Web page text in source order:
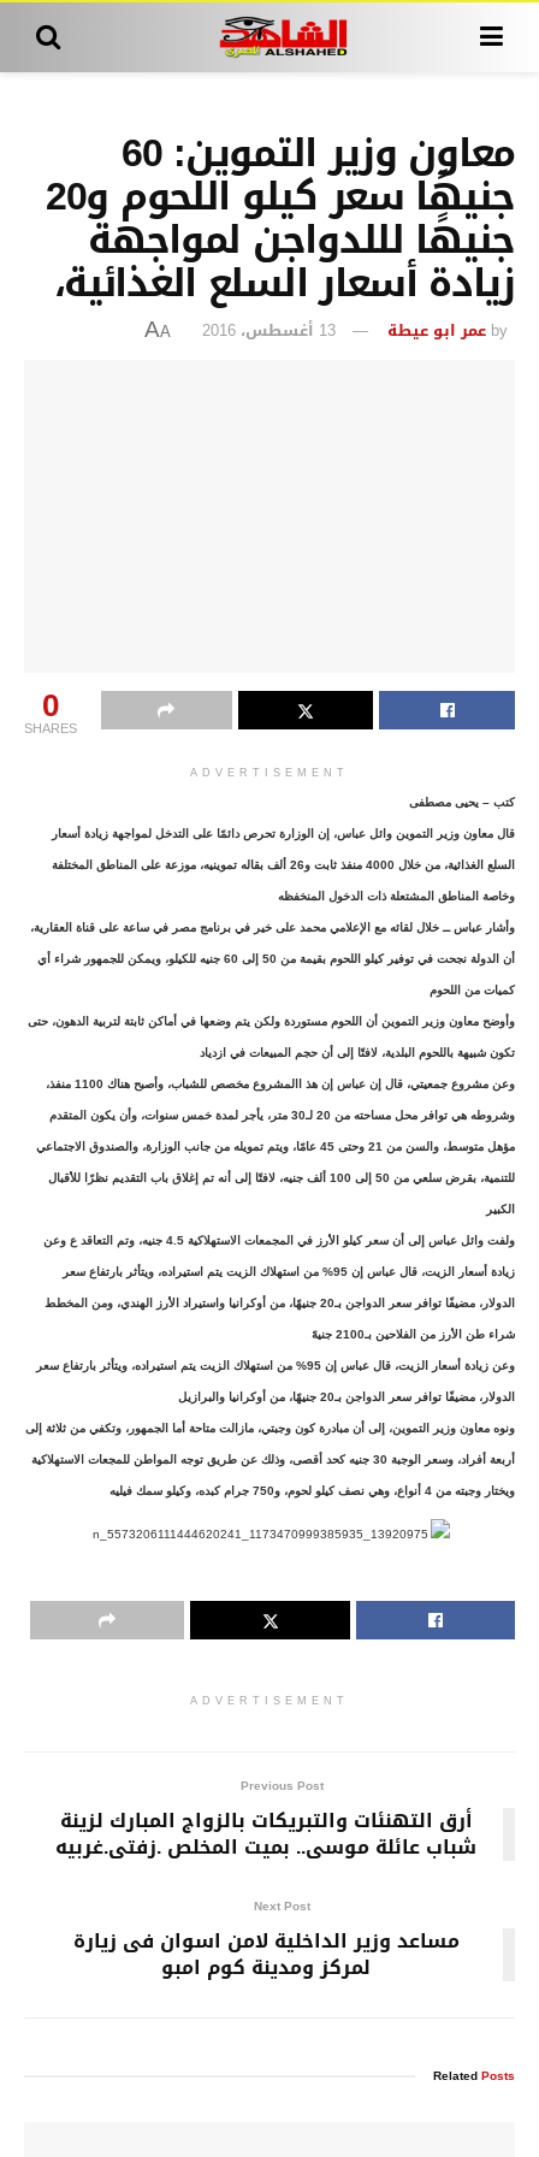
معاون وزير التموين: 60
جنيهًا سعر كيلو اللحوم و20
جنيهًا لللدواجن لمواجهة
زيادة أسعار السلع الغذائية،
by عمر ابو عيطة 13 أغسطس، 2016 A
A
0
SHARES
ADVERTISEMENT
كتب – يحيى مصطفى
قال معاون وزير التموين وائل عباس، إن الوزارة تحرص دائمًا على التدخل لمواجهة زيادة أسعار
السلع الغذائية، من خلال 4000 منفذ ثابت و26 ألف بقاله تموينيه، موزعة على المناطق المختلفة
وخاصة المناطق المشتعلة ذات الدخول المنخفظه
وأشار عباس ــ خلال لقائه مع الإعلامي محمد على خير في برنامج مصر في ساعة على قناة العقارية،
أن الدولة نجحت في توفير كيلو اللحوم بقيمة من 50 إلى 60 جنيه للكيلو، ويمكن للجمهور شراء أي
كميات من اللحوم
وأوضح معاون وزير التموين أن اللحوم مستوردة ولكن يتم وضعها في أماكن ثابتة لتربية الدهون، حتى
تكون شبيهة باللحوم البلدية، لافتًا إلى أن حجم المبيعات في ازدياد
وعن مشروع جمعيتي، قال إن عباس إن هذ االمشروع مخصص للشباب، وأصبح هناك 1100 منفذ،
وشروطه هي توافر محل مساحته من 20 لـ30 متر، يأجر لمدة خمس سنوات، وأن يكون المتقدم
مؤهل متوسط، والسن من 21 وحتى 45 عامًا، ويتم تمويله من جانب الوزارة، والصندوق الاجتماعي
للتنمية، بقرض سلعي من 50 إلى 100 ألف جنيه، لافتًا إلى أنه تم إغلاق باب التقديم نظرًا للأقبال
الكبير
ولفت وائل عباس إلى أن سعر كيلو الأرز في المجمعات الاستهلاكية 4.5 جنيه، وتم التعاقد ع وعن
زيادة أسعار الزيت، قال عباس إن 95% من استهلاك الزيت يتم استيراده، ويتأثر بارتفاع سعر
الدولار، مضيفًا توافر سعر الدواجن بـ20 جنيهًا، من أوكرانيا واستيراد الأرز الهندي، ومن المخطط
شراء طن الأرز من الفلاحين بـ2100 جنيهً
وعن زيادة أسعار الزيت، قال عباس إن 95% من استهلاك الزيت يتم استيراده، ويتأثر بارتفاع سعر
الدولار، مضيفًا توافر سعر الدواجن بـ20 جنيهًا، من أوكرانيا والبرازيل
ونوه معاون وزير التموين، إلى أن مبادرة كون وجبتي، مازالت متاحة أما الجمهور، وتكفي من ثلاثة إلى
أربعة أفراد، وسعر الوجبة 30 جنيه كحد أقصى، وذلك عن طريق توجه المواطن للمجعات الاستهلاكية
ويختار وجبته من 4 أنواع، وهي نصف كيلو لحوم، و750 جرام كبده، وكيلو سمك فيليه
ADVERTISEMENT
Previous Post
أرق التهنئات والتبريكات بالزواج المبارك لزينة
شباب عائلة موسى.. بميت المخلص .زفتى.غربيه
Next Post
مساعد وزير الداخلية لامن اسوان فى زيارة
لمركز ومدينة كوم امبو
RelatedPosts